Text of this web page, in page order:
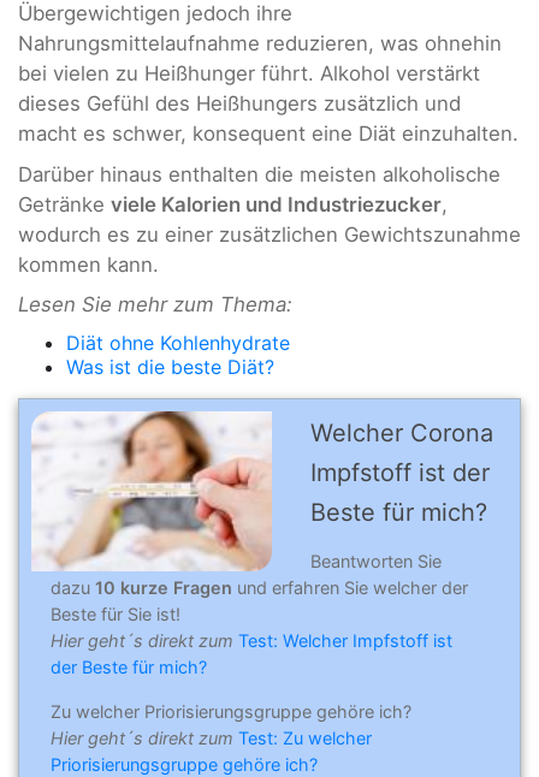
Übergewichtigen jedoch ihre
Nahrungsmittelaufnahme reduzieren, was ohnehin
bei vielen zu Heißhunger führt. Alkohol verstärkt
dieses Gefühl des Heißhungers zusätzlich und
macht es schwer, konsequent eine Diät einzuhalten.
Darüber hinaus enthalten die meisten alkoholische
Getränke viele Kalorien und Industriezucker,
wodurch es zu einer zusätzlichen Gewichtszunahme
kommen kann.
Lesen Sie mehr zum Thema:
Diät ohne Kohlenhydrate
Was ist die beste Diät?
Welcher Corona
Impfstoff ist der
Beste für mich?
Beantworten Sie
dazu 10 kurze Fragen und erfahren Sie welcher der
Beste für Sie ist!
Hier geht´s direkt zum Test: Welcher Impfstoff ist
der Beste für mich?
Zu welcher Priorisierungsgruppe gehöre ich?
Hier geht´s direkt zum Test: Zu welcher
Priorisierungsgruppe gehöre ich?